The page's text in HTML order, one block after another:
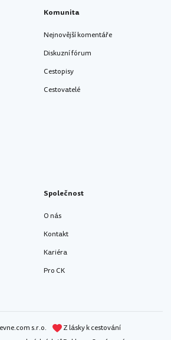
Komunita
Nejnovější komentáře
Diskuzní fórum
Cestopisy
Cestovatelé
Společnost
O nás
Kontakt
Kariéra
Pro CK
s.r.o.
Z lásky k cestování